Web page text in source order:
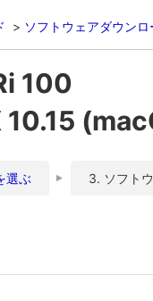
ソフトウェアダウンロ
100
10.15
選ぶ 3. ソフト